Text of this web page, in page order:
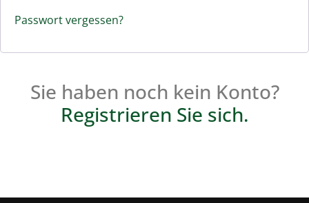
Passwort vergessen?
Sie haben noch kein Konto?
Registrieren Sie sich.